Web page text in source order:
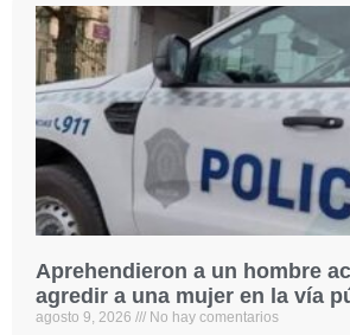
Aprehendieron a un hombre
agredir a una mujer en la vía
agosto 9, 2026 No hay comentarios